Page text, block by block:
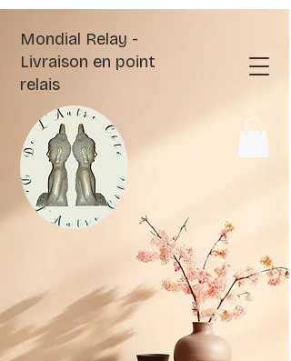
Mondial Relay -
Livraison en point
relais